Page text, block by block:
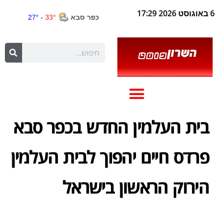
6 באוגוסט 2026 17:29
בית העלמין החדש בכפר סבא
פרדס חיים יהפוך לבית העלמין
הירוק הראשון בישראל